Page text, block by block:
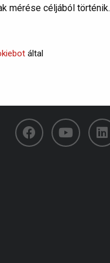
mérése céljából történik.
által